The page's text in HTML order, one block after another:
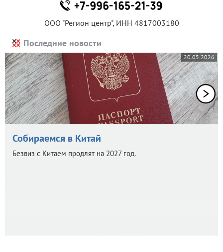
ООО "Регион центр", ИНН 4817003180
Последние новости
20.05.2026
Собираемся в Китай
Безвиз с Китаем продлят на 2027 год.